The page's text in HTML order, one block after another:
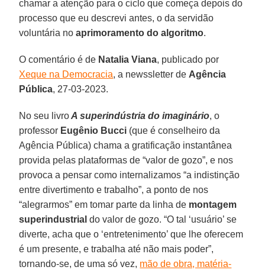
chamar a atenção para o ciclo que começa depois do
processo que eu descrevi antes, o da servidão
voluntária noaprimoramento do algoritmo.
O comentário é de Natalia Viana, publicado por
Xeque na Democracia, a newssletter de Agência
Pública, 27-03-2023.
No seu livroA superindústria do imaginário, o
professor Eugênio Bucci (que é conselheiro da
Agência Pública) chama a gratificação instantânea
provida pelas plataformas de “valor de gozo”, e nos
provoca a pensar como internalizamos “a indistinção
entre divertimento e trabalho”, a ponto de nos
“alegrarmos” em tomar parte da linha de montagem
superindustrial do valor de gozo. “O tal ‘usuário’ se
diverte, acha que o ‘entretenimento’ que lhe oferecem
é um presente, e trabalha até não mais poder”,
tornando-se, de uma só vez, mão de obra, matéria-